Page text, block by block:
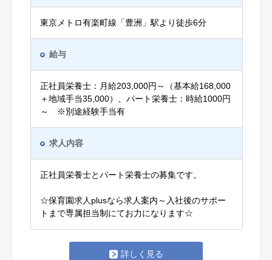
東京メトロ有楽町線「豊洲」駅より徒歩6分
給与
正社員栄養士：月給203,000円～（基本給168,000
＋地域手当35,000）、パート栄養士：時給1000円
～ ※別途経験手当有
求人内容
正社員栄養士とパート栄養士の募集です。
☆保育園求人plusなら求人案内～入社後のサポー
トまで専属担当制にてお力になります☆
詳しく見る